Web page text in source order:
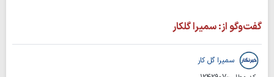
گفت‌وگو از: سمیرا گلکار
سمیرا گل کار